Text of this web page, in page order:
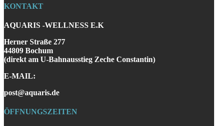
KONTAKT
AQUARIS -WELLNESS E.K
Herner Straße 277
44809 Bochum
(direkt am U-Bahnausstieg Zeche Constantin)
E-MAIL:
post@aquaris.de
ÖFFNUNGSZEITEN